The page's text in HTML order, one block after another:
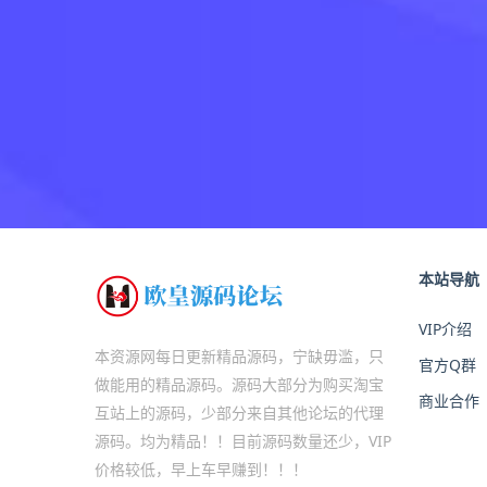
本资源网每日更新精品源码，宁缺毋滥，只
做能用的精品源码。源码大部分为购买淘宝
互站上的源码，少部分来自其他论坛的代理
源码。均为精品！！目前源码数量还少，VIP
价格较低，早上车早赚到！！！
本站导航
VIP介绍
官方Q群
商业合作